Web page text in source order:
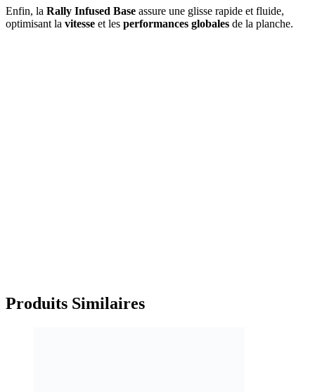
Enfin, la Rally Infused Base assure une glisse rapide et fluide,
optimisant la vitesse et les performances globales de la planche.
Produits Similaires